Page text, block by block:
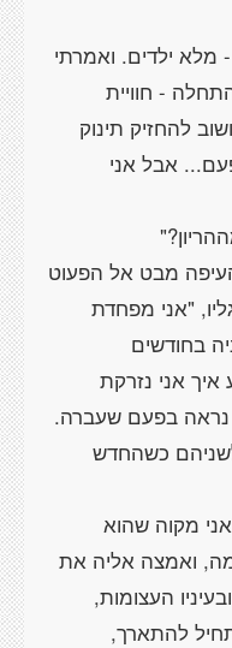
מלא ילדים. ואמרתי
- חוויית
להחזיק תינוק
אבל אני
מבט אל הפעוט
"אני מפחדת
בחודשים
איך אני נזרקת
בפעם שעברה.
לשניהם כשהחדש
מקוה שהוא
ואמצה אליה את
העצומות,
להתארך,